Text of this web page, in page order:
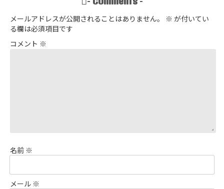
メールアドレスが公開されることはありません。 ※ が付いてい
る欄は必須項目です
コメント ※
名前 ※
メール ※